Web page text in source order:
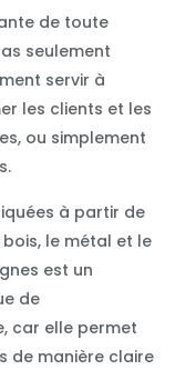
de toute
seulement
servir à
les clients et les
ou simplement
à partir de
le métal et le
est un
de
car elle permet
de manière claire